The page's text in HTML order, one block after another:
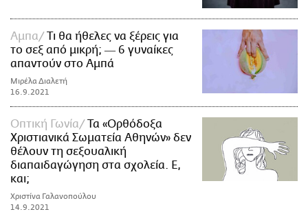
Αμπα
Tι θα ήθελες να ξέρεις για
το σεξ από μικρή; ― 6 γυναίκες
απαντούν στο Αμπά
Μιρέλα Διαλετή
16.9.2021
Οπτική Γωνία
Τα «Ορθόδοξα
Χριστιανικά Σωματεία Αθηνών» δεν
θέλουν τη σεξουαλική
διαπαιδαγώγηση στα σχολεία. Ε,
και;
Χριστίνα Γαλανοπούλου
14.9.2021